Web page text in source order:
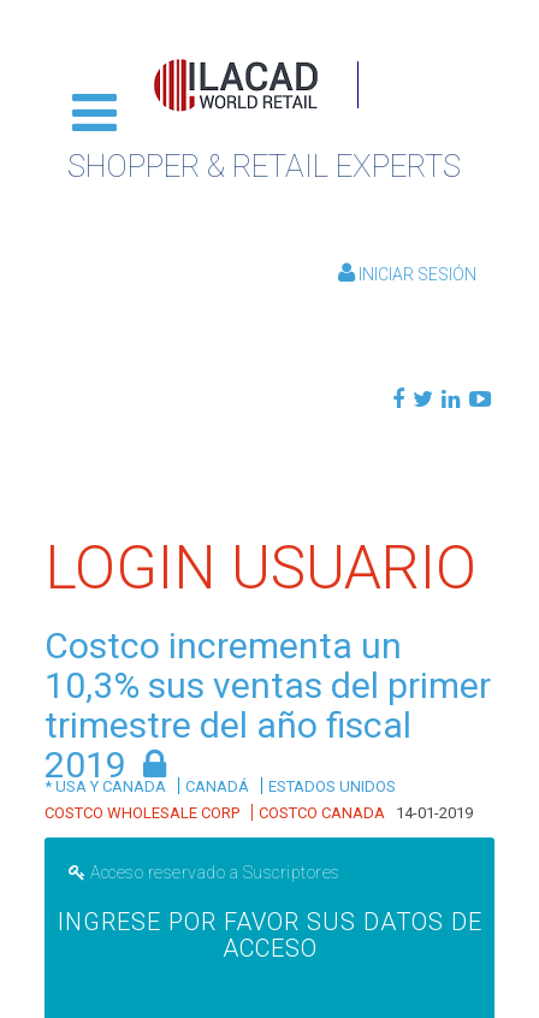
SHOPPER & RETAIL EXPERTS
INICIAR SESIÓN
LOGIN USUARIO
Costco incrementa un
10,3% sus ventas del primer
trimestre del año fiscal
2019
* USA Y CANADA |CANADÁ |ESTADOS UNIDOS
COSTCO WHOLESALE CORP
|COSTCO CANADA 14-01-2019
Acceso reservado a Suscriptores
INGRESE POR FAVOR SUS DATOS DE
ACCESO